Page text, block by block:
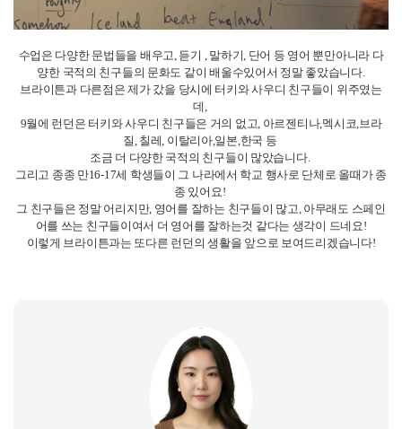
수업은 다양한 문법들을 배우고, 듣기 , 말하기, 단어 등 영어 뿐만아니라 다
양한 국적의 친구들의 문화도 같이 배울수있어서 정말 좋았습니다.
브라이튼과 다른점은 제가 갔을 당시에 터키와 사우디 친구들이 위주였는
데,
9월에 런던은 터키와 사우디 친구들은 거의 없고, 아르젠티나,멕시코,브라
질, 칠레, 이탈리아,일본,한국 등
조금 더 다양한 국적의 친구들이 많았습니다.
그리고 종종 만16-17세 학생들이 그 나라에서 학교 행사로 단체로 올때가 종
종 있어요!
그 친구들은 정말 어리지만, 영어를 잘하는 친구들이 많고, 아무래도 스페인
어를 쓰는 친구들이여서 더 영어를 잘하는것 같다는 생각이 드네요!
이렇게 브라이튼과는 또다른 런던의 생활을 앞으로 보여드리겠습니다!